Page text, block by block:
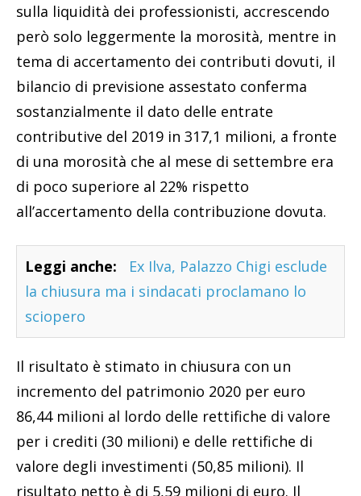
sulla liquidità dei professionisti, accrescendo
però solo leggermente la morosità, mentre in
tema di accertamento dei contributi dovuti, il
bilancio di previsione assestato conferma
sostanzialmente il dato delle entrate
contributive del 2019 in 317,1 milioni, a fronte
di una morosità che al mese di settembre era
di poco superiore al 22% rispetto
all’accertamento della contribuzione dovuta.
Leggi anche:
Ex Ilva, Palazzo Chigi esclude
la chiusura ma i sindacati proclamano lo
sciopero
Il risultato è stimato in chiusura con un
incremento del patrimonio 2020 per euro
86,44 milioni al lordo delle rettifiche di valore
per i crediti (30 milioni) e delle rettifiche di
valore degli investimenti (50,85 milioni). Il
risultato netto è di 5,59 milioni di euro. Il